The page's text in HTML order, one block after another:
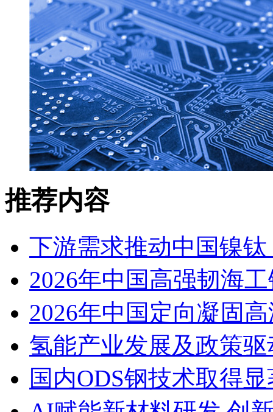
推荐内容
下游需求推动中国镍
2026年中国高强韧海
2026年中国定向凝固
氢能产业发展及政策
国内ODS钢技术取得